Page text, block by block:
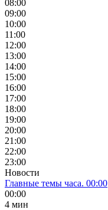
08:00
09:00
10:00
11:00
12:00
13:00
14:00
15:00
16:00
17:00
18:00
19:00
20:00
21:00
22:00
23:00
Новости
Главные темы часа. 00:00
00:00
4 мин